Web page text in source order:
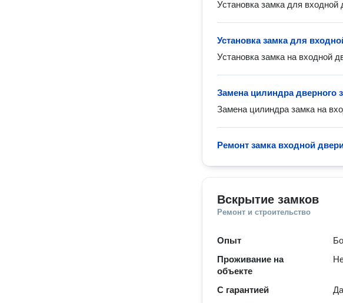
Установка замка для входной
Установка замка для
Установка замка на входной
Замена цилиндра дверного
Замена цилиндра замка на
Ремонт замка входной
Вскрытие замков
Ремонт и строительство
Опыт
Проживание на
объекте
С гарантией
Да